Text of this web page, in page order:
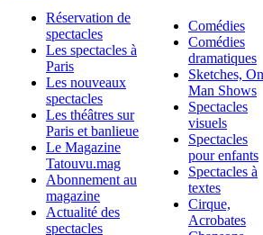
Réservation de
spectacles
Les spectacles à
Paris
Les nouveaux
spectacles
Les théâtres sur
Paris et banlieue
Le Magazine
Tatouvu.mag
Abonnement au
magazine
Actualité des
spectacles
Comédies
Comédies
dramatiques
Sketches,
Man Shows
Spectacles
visuels
Spectacles
pour enfants
Spectacles à
textes
Cirque,
Acrobates